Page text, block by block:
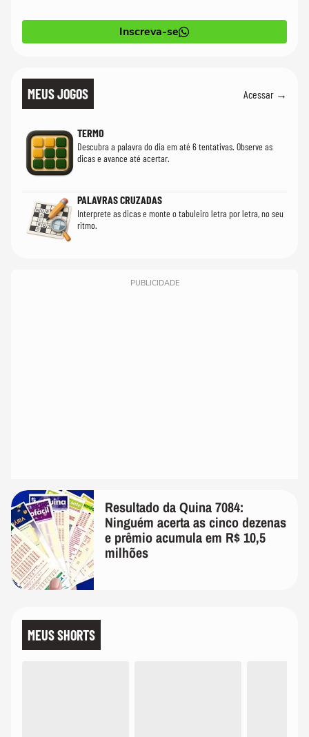
Inscreva-se
MEUS JOGOS Acessar →
TERMO
Descubra a palavra do dia em até 6 tentativas. Observe as
dicas e avance até acertar.
PALAVRAS CRUZADAS
Interprete as dicas e monte o tabuleiro letra por letra, no seu
ritmo.
PUBLICIDADE
Resultado da Quina 7084:
Ninguém acerta as cinco dezenas
e prêmio acumula em R$ 10,5
milhões
MEUS SHORTS